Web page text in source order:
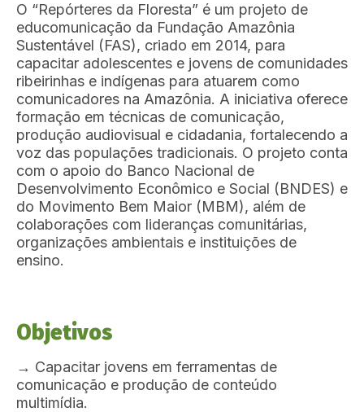
O “Repórteres da Floresta” é um projeto de
educomunicação da Fundação Amazônia
Sustentável (FAS), criado em 2014, para
capacitar adolescentes e jovens de comunidades
ribeirinhas e indígenas para atuarem como
comunicadores na Amazônia. A iniciativa oferece
formação em técnicas de comunicação,
produção audiovisual e cidadania, fortalecendo a
voz das populações tradicionais. O projeto conta
com o apoio do Banco Nacional de
Desenvolvimento Econômico e Social (BNDES) e
do Movimento Bem Maior (MBM), além de
colaborações com lideranças comunitárias,
organizações ambientais e instituições de
ensino.
Objetivos
→ Capacitar jovens em ferramentas de
comunicação e produção de conteúdo
multimídia.